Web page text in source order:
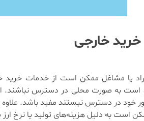
خارجی
یا مشاغل ممکن است از خدمات
به صورت محلی در دسترس نباشند. این
در دسترس نیستند مفید باشد. علاوه
است به دلیل هزینه‌های تولید یا نرخ